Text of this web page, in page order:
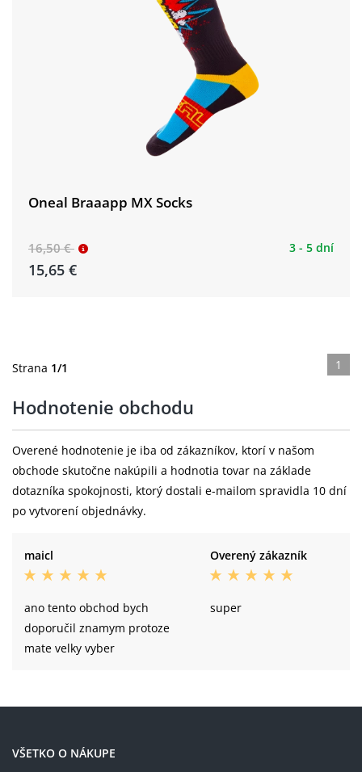
Oneal Braaapp MX Socks
16,50 €
15,65 €
3 - 5 dní
Strana 1/1 1
Hodnotenie obchodu
Overené hodnotenie je iba od zákazníkov, ktorí v našom
obchode skutočne nakúpili a hodnotia tovar na základe
dotazníka spokojnosti, ktorý dostali e-mailom spravidla 10 dní
po vytvorení objednávky.
maicl
ano tento obchod bych
doporučil znamym protoze
mate velky vyber
Overený zákazník
super
VŠETKO O NÁKUPE